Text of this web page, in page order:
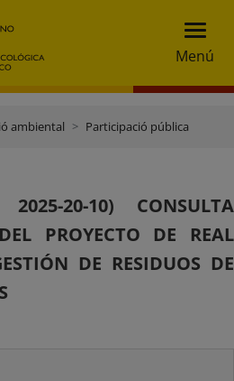
Menú
ambiental Participació pública
20-10) CONSULTA
PROYECTO DE REAL
DE RESIDUOS DE